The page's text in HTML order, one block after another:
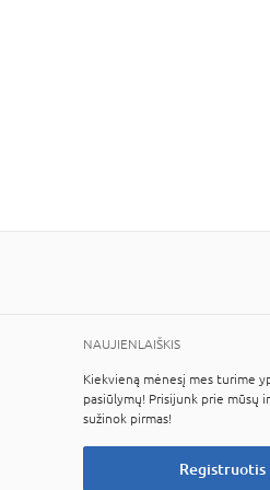
NAUJIENLAIŠKIS
Kiekvieną mėnesį mes turime
pasiūlymų! Prisijunk prie mūsų
sužinok pirmas!
Registruotis